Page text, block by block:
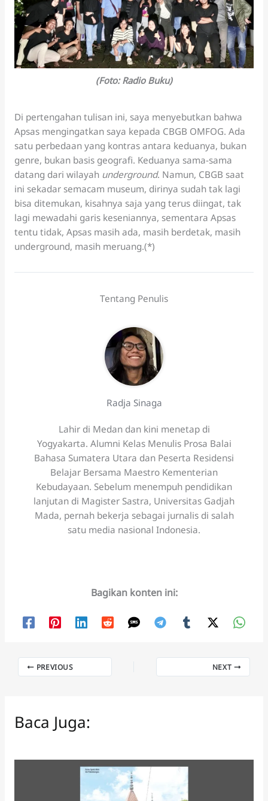
(Foto: Radio Buku)
Di pertengahan tulisan ini, saya menyebutkan bahwa
Apsas mengingatkan saya kepada CBGB OMFOG. Ada
satu perbedaan yang kontras antara keduanya, bukan
genre, bukan basis geografi. Keduanya sama-sama
datang dari wilayah underground. Namun, CBGB saat
ini sekadar semacam museum, dirinya sudah tak lagi
bisa ditemukan, kisahnya saja yang terus diingat, tak
lagi mewadahi garis keseniannya, sementara Apsas
tentu tidak, Apsas masih ada, masih berdetak, masih
underground, masih meruang.(*)
Tentang Penulis
Radja Sinaga
Lahir di Medan dan kini menetap di
Yogyakarta. Alumni Kelas Menulis Prosa Balai
Bahasa Sumatera Utara dan Peserta Residensi
Belajar Bersama Maestro Kementerian
Kebudayaan. Sebelum menempuh pendidikan
lanjutan di Magister Sastra, Universitas Gadjah
Mada, pernah bekerja sebagai jurnalis di salah
satu media nasional Indonesia.
Bagikan konten ini:
PREVIOUS NEXT
Baca Juga: